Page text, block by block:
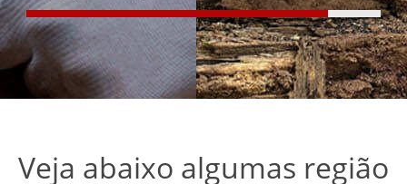
Veja abaixo algumas região